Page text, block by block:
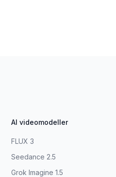
AI videomodeller
FLUX 3
Seedance 2.5
Grok Imagine 1.5